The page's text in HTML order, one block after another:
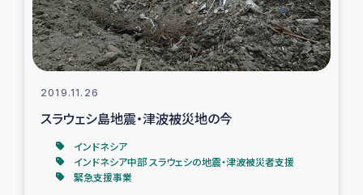
2019.11.26
スラウェシ島地震・津波被災地の今
インドネシア
インドネシア中部 スラウェシの地震・津波被災者支援
緊急支援事業